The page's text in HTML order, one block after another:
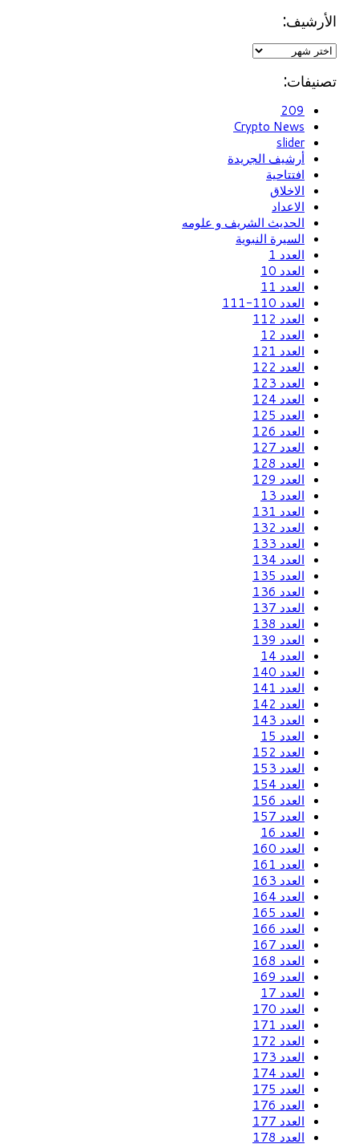
الأرشيف:
تصنيفات:
209
Crypto News
slider
أرشيف الجريدة
افتتاحية
الاخلاق
الاعداد
الحديث الشريف و علومه
السيرة النبوية
العدد 1
العدد 10
العدد 11
العدد 110-111
العدد 112
العدد 12
العدد 121
العدد 122
العدد 123
العدد 124
العدد 125
العدد 126
العدد 127
العدد 128
العدد 129
العدد 13
العدد 131
العدد 132
العدد 133
العدد 134
العدد 135
العدد 136
العدد 137
العدد 138
العدد 139
العدد 14
العدد 140
العدد 141
العدد 142
العدد 143
العدد 15
العدد 152
العدد 153
العدد 154
العدد 156
العدد 157
العدد 16
العدد 160
العدد 161
العدد 163
العدد 164
العدد 165
العدد 166
العدد 167
العدد 168
العدد 169
العدد 17
العدد 170
العدد 171
العدد 172
العدد 173
العدد 174
العدد 175
العدد 176
العدد 177
العدد 178